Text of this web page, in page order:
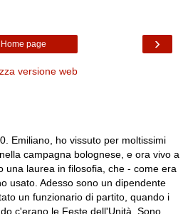
›
Home page
versione web
Emiliano, ho vissuto per moltissimi
campagna bolognese, e ora vivo a
una laurea in filosofia, che - come era
usato. Adesso sono un dipendente
un funzionario di partito, quando i
c'erano le Feste dell'Unità. Sono